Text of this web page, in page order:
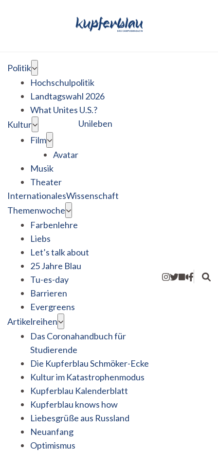
Politik
Hochschulpolitik
Landtagswahl 2026
What Unites U.S.?
Kultur
Film
Avatar
Musik
Theater
Unileben
InternationalesWissenschaft
Themenwoche
Farbenlehre
Liebs
Let’s talk about
25 Jahre Blau
Tu-es-day
Barrieren
Evergreens
Artikelreihen
Das Coronahandbuch für
Studierende
Die Kupferblau Schmöker-Ecke
Kultur im Katastrophenmodus
Kupferblau Kalenderblatt
Kupferblau knows how
Liebesgrüße aus Russland
Neuanfang
Optimismus